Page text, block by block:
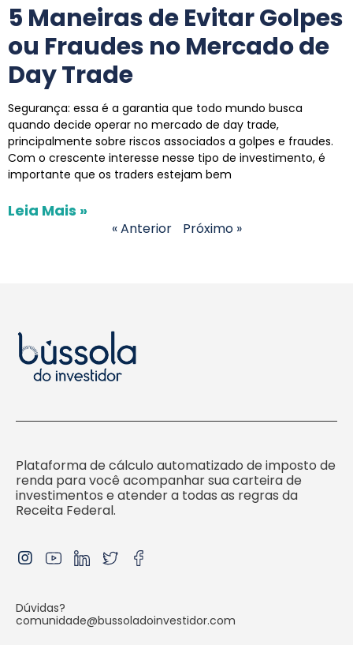
5 Maneiras de Evitar Golpes
ou Fraudes no Mercado de
Day Trade
Segurança: essa é a garantia que todo mundo busca
quando decide operar no mercado de day trade,
principalmente sobre riscos associados a golpes e fraudes.
Com o crescente interesse nesse tipo de investimento, é
importante que os traders estejam bem
Leia Mais »
« Anterior Próximo »
Plataforma de cálculo automatizado de imposto de
renda para você acompanhar sua carteira de
investimentos e atender a todas as regras da
Receita Federal.
Dúvidas?
comunidade@bussoladoinvestidor.com